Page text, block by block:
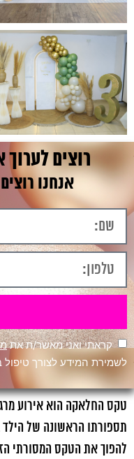
רוצים
אנחנו
קראתי ואני מאשר/ת את
לשמירת המידע לצורך טיפול
טקס החלאקה הוא אירוע
תספורתו הראשונה של הילד
להפוך את הטקס המסורתי